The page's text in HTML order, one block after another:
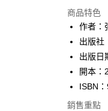
運送方式
付款後全
每筆
付款後7-
商品特色
作者：
出版社
出版日
開本：
ISBN
銷售重點